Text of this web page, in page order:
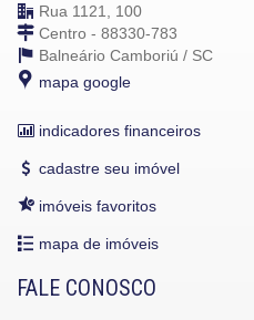
Rua 1121, 100
Centro - 88330-783
Balneário Camboriú / SC
mapa google
indicadores financeiros
cadastre seu imóvel
imóveis favoritos
mapa de imóveis
FALE CONOSCO